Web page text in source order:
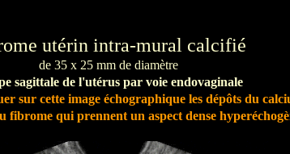
utérin intra-mural calcifié
de 35 x 25 mm de diamètre
sagittale de l'utérus par voie endovaginale
sur cette image échographique les dépôts du
fibrome qui prennent un aspect dense